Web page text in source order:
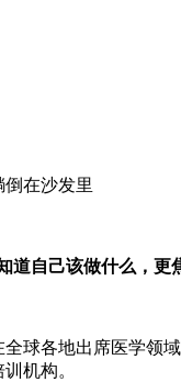
在沙发里
道自己该做什么，更
球各地出席医学
机构。